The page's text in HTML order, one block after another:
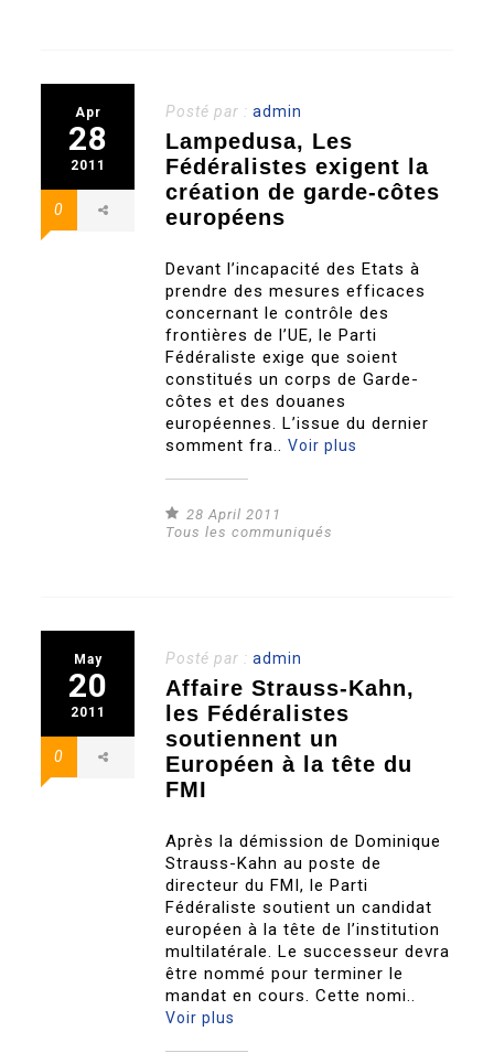
Apr
28
2011
0
Posté par :admin
Lampedusa, Les
Fédéralistes exigent la
création de garde-côtes
européens
Devant l’incapacité des Etats à
prendre des mesures efficaces
concernant le contrôle des
frontières de l’UE, le Parti
Fédéraliste exige que soient
constitués un corps de Garde-
côtes et des douanes
européennes. L’issue du dernier
somment fra..Voir plus
28 April 2011
Tous les communiqués
May
20
2011
0
Posté par :admin
Affaire Strauss-Kahn,
les Fédéralistes
soutiennent un
Européen à la tête du
FMI
Après la démission de Dominique
Strauss-Kahn au poste de
directeur du FMI, le Parti
Fédéraliste soutient un candidat
européen à la tête de l’institution
multilatérale. Le successeur devra
être nommé pour terminer le
mandat en cours. Cette nomi..
Voir plus